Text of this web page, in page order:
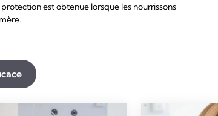
est obtenue lorsque les nourrissons